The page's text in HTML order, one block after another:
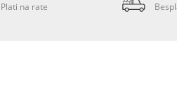
Plati na rate